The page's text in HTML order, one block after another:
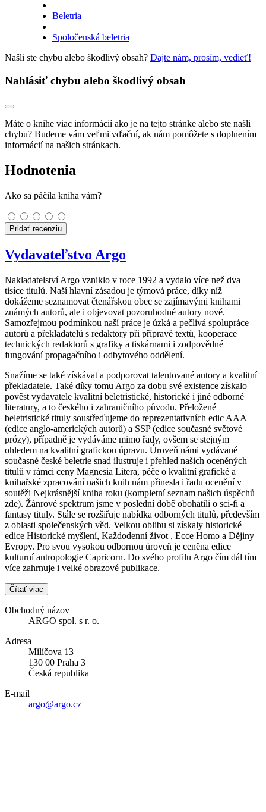
Beletria
Spoločenská beletria
Našli ste chybu alebo škodlivý obsah? Dajte nám, prosím, vedieť!
Nahlásiť chybu alebo škodlivý obsah
Máte o knihe viac informácií ako je na tejto stránke alebo ste našli
chybu? Budeme vám veľmi vďační, ak nám pomôžete s doplnením
informácií na našich stránkach.
Hodnotenia
Ako sa páčila kniha vám?
Pridať recenziu
Vydavateľstvo Argo
Nakladatelství Argo vzniklo v roce 1992 a vydalo více než dva
tisíce titulů. Naší hlavní zásadou je týmová práce, díky níž
dokážeme seznamovat čtenářskou obec se zajímavými knihami
známých autorů, ale i objevovat pozoruhodné autory nové.
Samozřejmou podmínkou naší práce je úzká a pečlivá spolupráce
autorů a překladatelů s redaktory při přípravě textů, kooperace
technických redaktorů s grafiky a tiskárnami i zodpovědné
fungování propagačního i odbytového oddělení.
Snažíme se také získávat a podporovat talentované autory a kvalitní
překladatele. Také díky tomu Argo za dobu své existence získalo
pověst vydavatele kvalitní beletristické, historické i jiné odborné
literatury, a to českého i zahraničního původu. Přeložené
beletristické tituly soustřeďujeme do reprezentativních edic AAA
(edice anglo-amerických autorů) a SSP (edice současné světové
prózy), případně je vydáváme mimo řady, ovšem se stejným
ohledem na kvalitní grafickou úpravu. Úroveň námi vydávané
současné české beletrie snad ilustruje i přehled našich oceněných
titulů v rámci ceny Magnesia Litera, péče o kvalitní grafické a
knihařské zpracování našich knih nám přinesla i řadu ocenění v
soutěži Nejkrásnější kniha roku (kompletní seznam našich úspěchů
zde). Žánrové spektrum jsme v poslední době obohatili o sci-fi a
fantasy tituly. Stále se rozšiřuje nabídka odborných titulů, především
z oblasti společenských věd. Velkou oblibu si získaly historické
edice Historické myšlení, Každodenní život , Ecce Homo a Dějiny
Evropy. Pro svou vysokou odbornou úroveň je ceněna edice
kulturní antropologie Capricorn. Do svého profilu Argo čím dál tím
více zahrnuje i velké obrazové publikace.
Čítať viac
Obchodný názov
ARGO spol. s r. o.
Adresa
Milíčova 13
130 00 Praha 3
Česká republika
E-mail
argo@argo.cz